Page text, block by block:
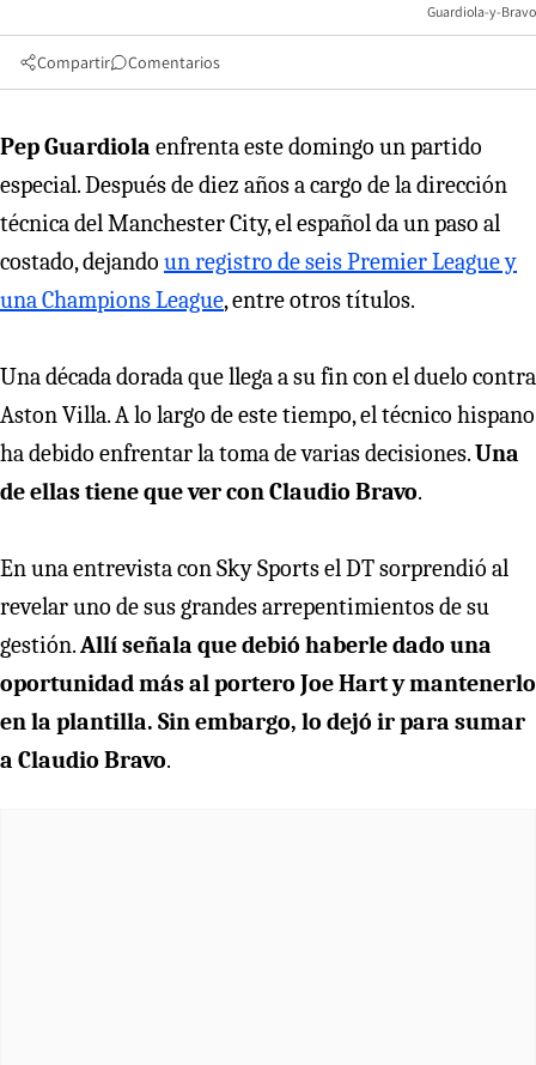
Guardiola-y-Bravo
Compartir Comentarios
Pep Guardiola enfrenta este domingo un partido
especial. Después de diez años a cargo de la dirección
técnica del Manchester City, el español da un paso al
costado, dejando un registro de seis Premier League y
una Champions League, entre otros títulos.
Una década dorada que llega a su fin con el duelo contra
Aston Villa. A lo largo de este tiempo, el técnico hispano
ha debido enfrentar la toma de varias decisiones.Una
de ellas tiene que ver con Claudio Bravo.
En una entrevista con Sky Sports el DT sorprendió al
revelar uno de sus grandes arrepentimientos de su
gestión.Allí señala que debió haberle dado una
oportunidad más al portero Joe Hart y mantenerlo
en la plantilla. Sin embargo, lo dejó ir para sumar
a Claudio Bravo.